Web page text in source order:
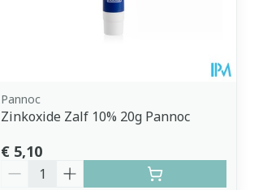
Pannoc
Zinkoxide Zalf 10% 20g Pannoc
€ 5,10
Aantal